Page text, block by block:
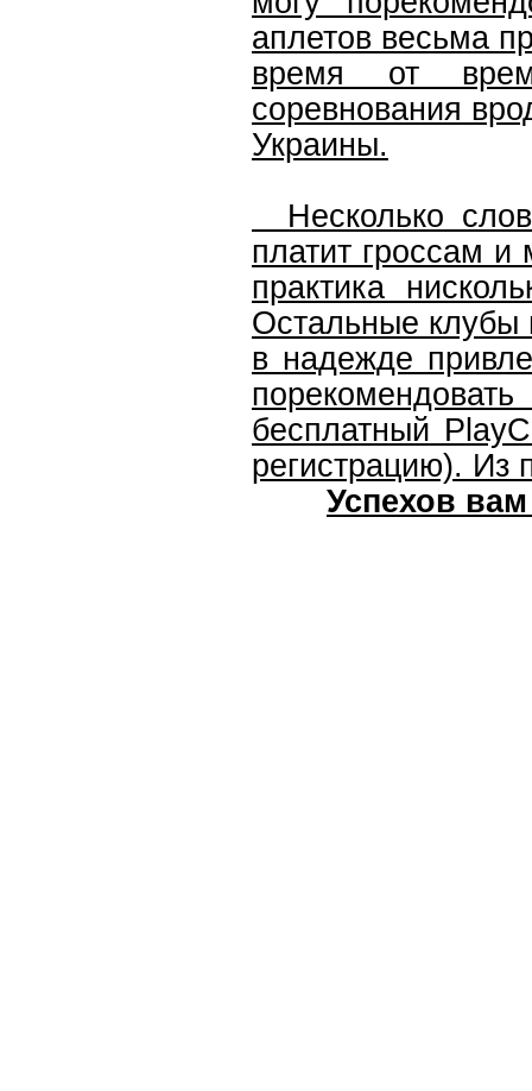
аплетов весьма
время от
соревнования
Украины.
Несколько
платит гроссам и
практика
Остальные клубы
в надежде
бесплатный
регистрацию). Из
Успехов